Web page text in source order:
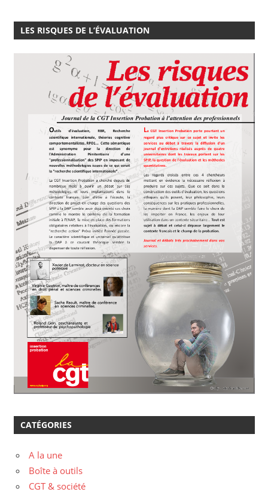
LES RISQUES DE L’ÉVALUATION
CATÉGORIES
A la une
Boîte à outils
CGT & société